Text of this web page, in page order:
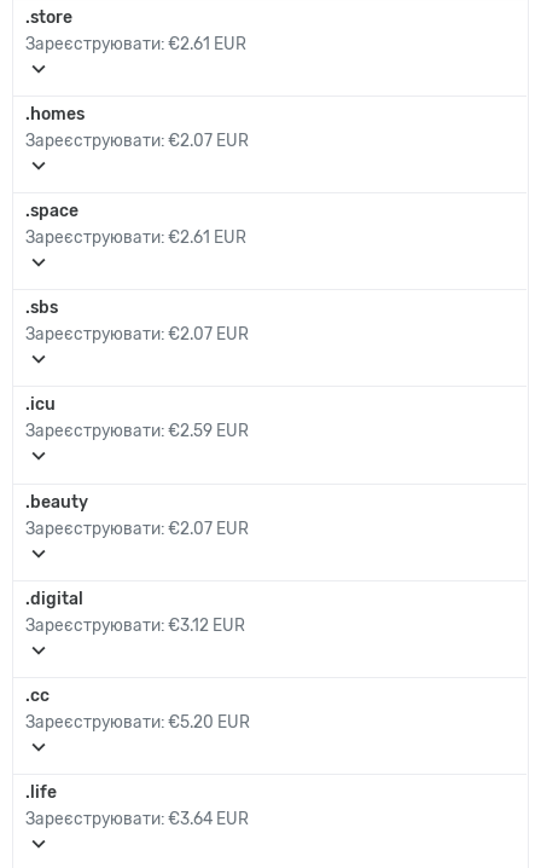
.store
Зареєструювати:€2.61 EUR
expand_more
.homes
Зареєструювати:€2.07 EUR
expand_more
.space
Зареєструювати:€2.61 EUR
expand_more
.sbs
Зареєструювати:€2.07 EUR
expand_more
.icu
Зареєструювати:€2.59 EUR
expand_more
.beauty
Зареєструювати:€2.07 EUR
expand_more
.digital
Зареєструювати:€3.12 EUR
expand_more
.cc
Зареєструювати:€5.20 EUR
expand_more
.life
Зареєструювати:€3.64 EUR
expand_more